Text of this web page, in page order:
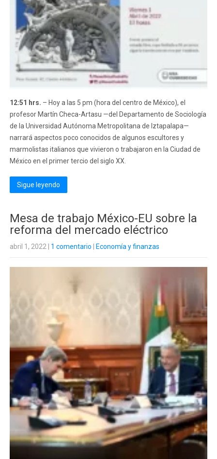
12:51 hrs. – Hoy a las 5 pm (hora del centro de México), el
profesor Martín Checa-Artasu —del Departamento de Sociología
de la Universidad Autónoma Metropolitana de Iztapalapa—
narrará aspectos poco conocidos de algunos escultores y
marmolistas italianos que vivieron o trabajaron en la Ciudad de
México en el primer tercio del siglo XX.
Sigue leyendo
Mesa de trabajo México-EU sobre la
reforma del mercado eléctrico
abril 1, 2022 1 comentario Economía y finanzas